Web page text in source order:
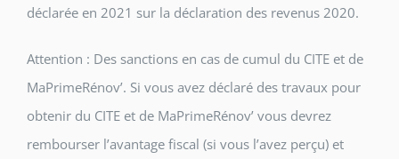
déclarée en 2021 sur la déclaration des revenus 2020.
Attention : Des sanctions en cas de cumul du CITE et de
MaPrimeRénov’. Si vous avez déclaré des travaux pour
obtenir du CITE et de MaPrimeRénov’ vous devrez
rembourser l’avantage fiscal (si vous l’avez perçu) et